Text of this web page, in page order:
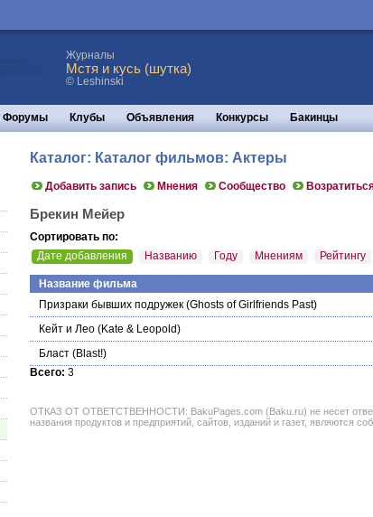
Журналы
Мстя и кусь (шутка)
© Leshinski
Форумы Клубы Объявления Конкурсы Бакинцы
Каталог: Каталог фильмов: Актеры
Добавить запись Мнения Сообщество
Брекин Мейер
Сортировать по:
Дате добавления
Названию Году Мнениям Рейтингу
Название фильма
Призраки бывших подружек (Ghosts of Girlfriends Past)
Кейт и Лео (Kate & Leopold)
Бласт (Blast!)
Всего: 3
ОТКАЗ ОТ ОТВЕТСТВЕННОСТИ: BakuPages.com (Baku.ru) не несет
названия продуктов и предприятий, сайтов, изданий и газет, являются